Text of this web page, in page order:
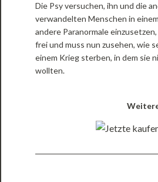
Die Psy versuchen, ihn und die
verwandelten Menschen in
andere Paranormale
frei und muss nun zusehen, wie
einem Krieg sterben, in dem sie
wollten.